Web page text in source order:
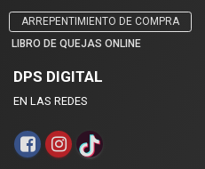
ARREPENTIMIENTO DE COMPRA
LIBRO DE QUEJAS ONLINE
DPS DIGITAL
EN LAS REDES